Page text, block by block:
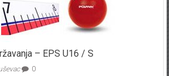
– EPS U16 / S
0